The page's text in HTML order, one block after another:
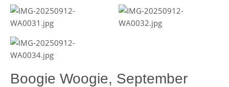
Boogie Woogie, September